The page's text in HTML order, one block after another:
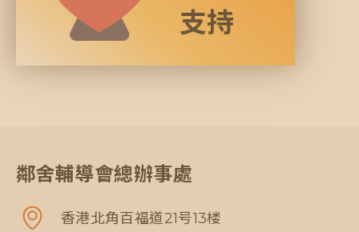
支持
鄰舍輔導會總辦事處
香港北角百福道21号13楼